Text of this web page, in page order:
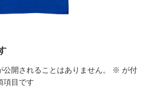
公開されることはありません。 ※ が付
項目です